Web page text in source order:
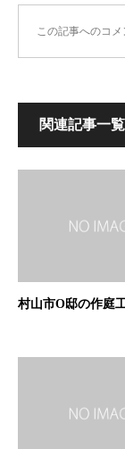
この記事へのコメ
関連記事一覧
村山市O邸の作庭